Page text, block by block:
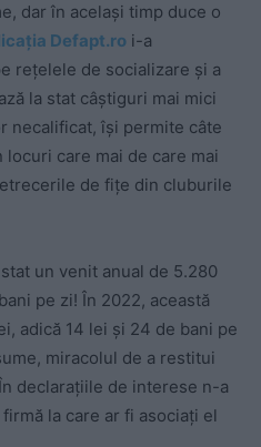
dar în același timp duce o
Defapt.ro i-a
rețelele de socializare și a
la stat câștiguri mai mici
necalificat, își permite câte
care mai de care mai
de fițe din cluburile
un venit anual de 5.280
pe zi! În 2022, această
adică 14 lei și 24 de bani pe
miracolul de a restitui
declarațiile de interese n-a
la care ar fi asociați el